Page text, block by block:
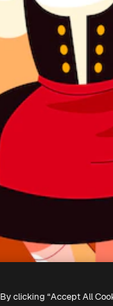
By clicking “Accept All